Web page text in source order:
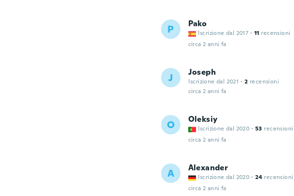
P Pako
Iscrizione dal 2017 · 11 recensioni
circa 2 anni fa
J Joseph
Iscrizione dal 2021 · 2 recensioni
circa 2 anni fa
O Oleksiy
Iscrizione dal 2020 · 53 recensioni
circa 2 anni fa
A Alexander
Iscrizione dal 2020 · 24 recensioni
circa 2 anni fa